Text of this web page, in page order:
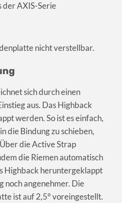
der AXIS-Serie
nicht verstellbar.
sich durch einen
aus. Das Highback
werden. So ist es einfach,
die Bindung zu schieben,
die Active Strap
die Riemen automatisch
Highback heruntergeklappt
noch angenehmer. Die
ist auf 2,5° voreingestellt.